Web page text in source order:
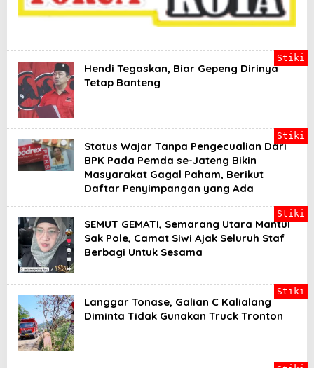
a
Y
a
n
g
r
h
a
Hendi Tegaskan, Biar Gepeng Dirinya
Tetap Banteng
Stiki
Status Wajar Tanpa Pengecualian Dari
BPK Pada Pemda se-Jateng Bikin
Masyarakat Gagal Paham, Berikut
Daftar Penyimpangan yang Ada
Stiki
SEMUT GEMATI, Semarang Utara Mantul
Sak Pole, Camat Siwi Ajak Seluruh Staf
Berbagi Untuk Sesama
Stiki
Langgar Tonase, Galian C Kalialang
Diminta Tidak Gunakan Truck Tronton
Stiki